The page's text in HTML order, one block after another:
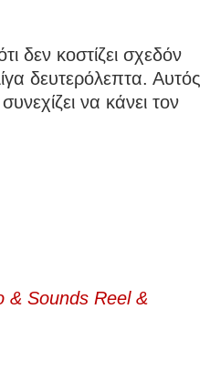
δεν κοστίζει σχεδόν
δευτερόλεπτα. Αυτός
να κάνει τον
& Sounds Reel &